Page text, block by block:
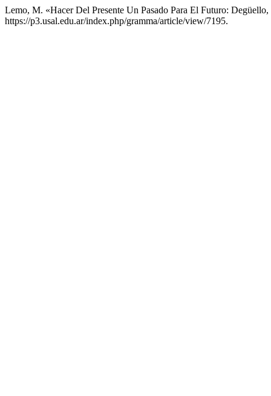
Lemo, M. «Hacer Del Presente Un Pasado Para El Futuro:
https://p3.usal.edu.ar/index.php/gramma/article/view/7195.